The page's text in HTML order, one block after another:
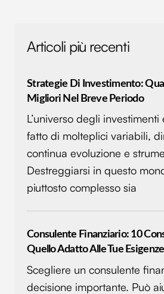
Articoli più recenti
Strategie Di Investimento:
Migliori Nel Breve Periodo
L’universo degli investimenti
fatto di molteplici variabili,
continua evoluzione e
Destreggiarsi in questo
piuttosto complesso sia
Consulente Finanziario: 10
Quello Adatto Alle Tue Esigenze
Scegliere un consulente
decisione importante. Può